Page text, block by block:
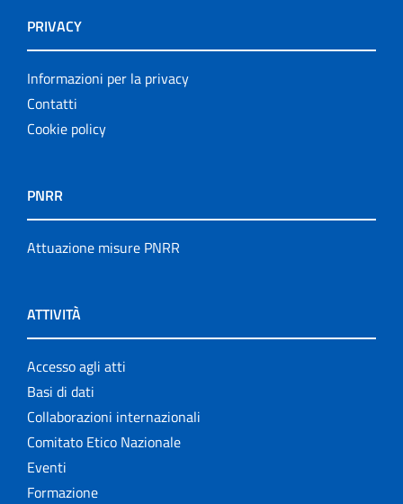
PRIVACY
Informazioni per la privacy
Contatti
Cookie policy
PNRR
Attuazione misure PNRR
ATTIVITÀ
Accesso agli atti
Basi di dati
Collaborazioni internazionali
Comitato Etico Nazionale
Eventi
Formazione